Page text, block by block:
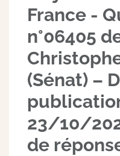
France -
n°06405
(Sénat) –
23/10/
de